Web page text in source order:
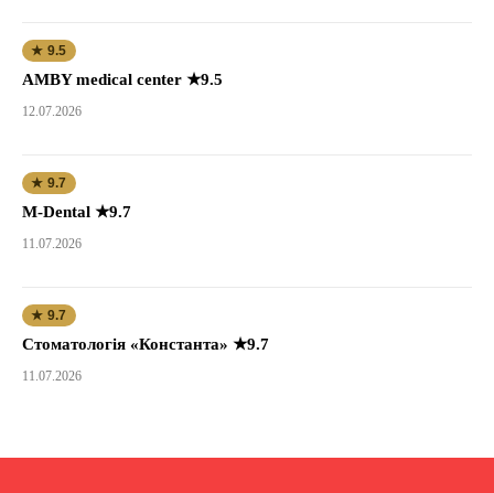
★ 9.5
AMBY medical center ★9.5
12.07.2026
★ 9.7
M-Dental ★9.7
11.07.2026
★ 9.7
Стоматологія «Константа» ★9.7
11.07.2026